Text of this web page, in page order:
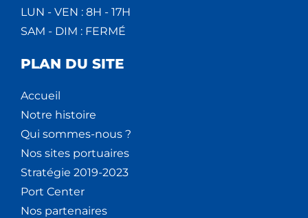
LUN - VEN : 8H - 17H
SAM - DIM : FERMÉ
PLAN DU SITE
Accueil
Notre histoire
Qui sommes-nous ?
Nos sites portuaires
Stratégie 2019-2023
Port Center
Nos partenaires